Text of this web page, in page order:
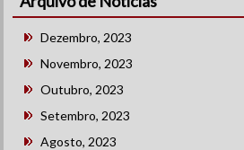
Dezembro, 2023
Novembro, 2023
Outubro, 2023
Setembro, 2023
Agosto, 2023